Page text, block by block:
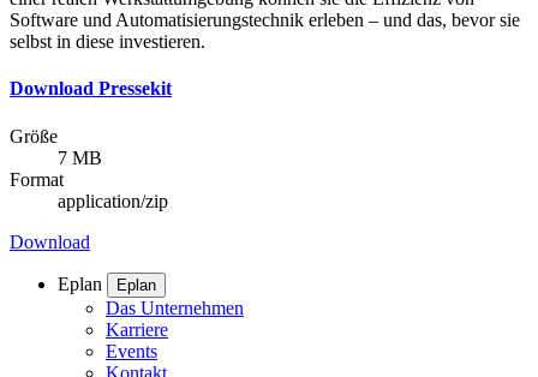
Software und Automatisierungstechnik erleben – und das, bevor sie
selbst in diese investieren.
Download Pressekit
Größe
7 MB
Format
application/zip
Download
Eplan Eplan
Das Unternehmen
Karriere
Events
Kontakt